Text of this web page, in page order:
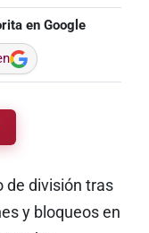
en Google
división tras
y bloqueos en